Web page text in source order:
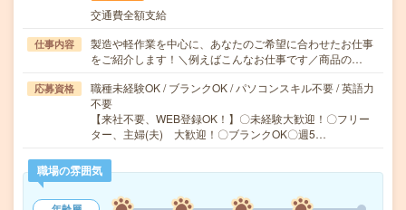
交通費全額支給
仕事内容
製造や軽作業を中心に、あなたのご希望に合わせたお仕事
をご紹介します！＼例えばこんなお仕事です／商品の…
応募資格
職種未経験OK / ブランクOK / パソコンスキル不要 / 英語力
不要
【来社不要、WEB登録OK！】〇未経験大歓迎！〇フリー
ター、主婦(夫) 大歓迎！〇ブランクOK〇週5…
職場の雰囲気